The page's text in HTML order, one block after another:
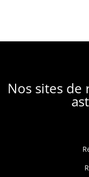
Nos sites de